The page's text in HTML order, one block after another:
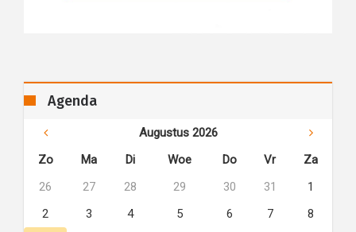
Agenda
Augustus 2026
Zo
Ma Di Woe Do Vr
Za
26
27 28 29 30 31
1
2
3 4 5 6 7
8